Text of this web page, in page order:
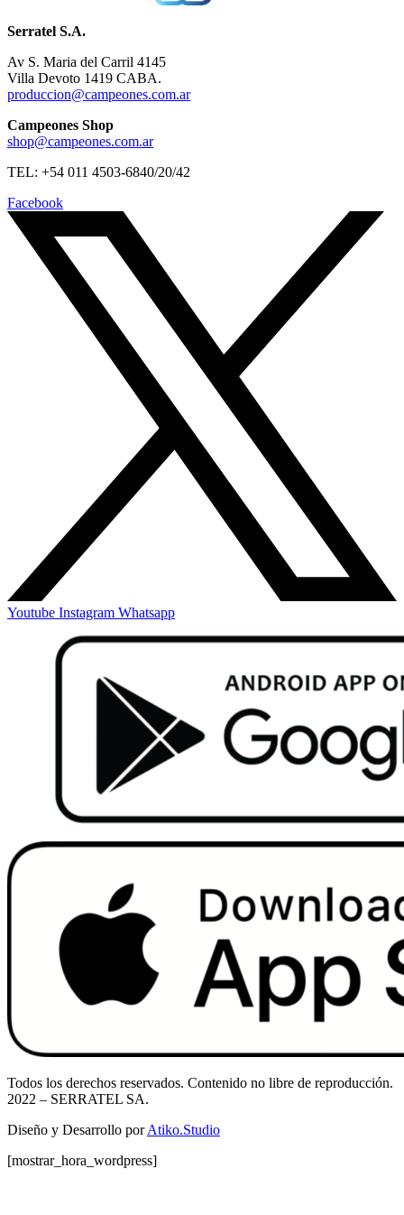
Serratel S.A.
Av S. Maria del Carril 4145
Villa Devoto 1419 CABA.
produccion@campeones.com.ar
Campeones Shop
shop@campeones.com.ar
TEL: +54 011 4503-6840/20/42
Facebook
Youtube Instagram Whatsapp
Todos los derechos reservados. Contenido no libre de reproducción.
2022 – SERRATEL SA.
Diseño y Desarrollo porAtiko.Studio
[mostrar_hora_wordpress]